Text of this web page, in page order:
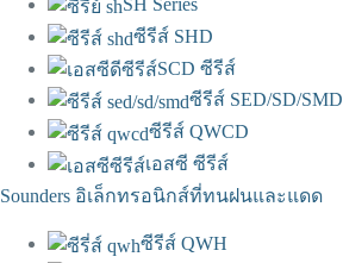
SH Series
ซีรีส์ SHD
SCD ซีรีส์
ซีรีส์ SED/SD/SMD
ซีรีส์ QWCD
เอสซี ซีรีส์
Sounders อิเล็กทรอนิกส์ที่ทนฝนและแดด
ซีรีส์ QWH